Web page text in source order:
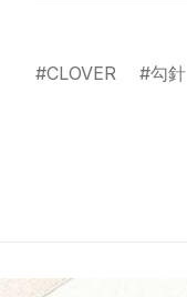
CLOVER 勾針